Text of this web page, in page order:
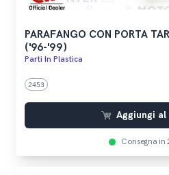
PARAFANGO CON PORTA
('96-'99)
Parti In Plastica
2453
Aggiungi
Consegna